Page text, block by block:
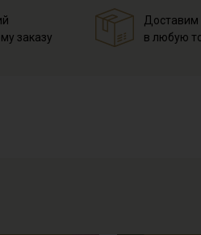
виде, при температуре
заказу
Доставим
в любую